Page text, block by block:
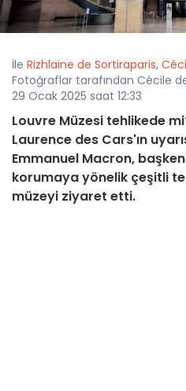
İle Rizhlaine de Sortiraparis,
Fotoğraflar tarafından Cécile
29 Ocak 2025 saat 12:33
Louvre Müzesi tehlikede
Laurence des Cars'ın
Emmanuel Macron,
korumaya yönelik çeşitli
müzeyi ziyaret etti.